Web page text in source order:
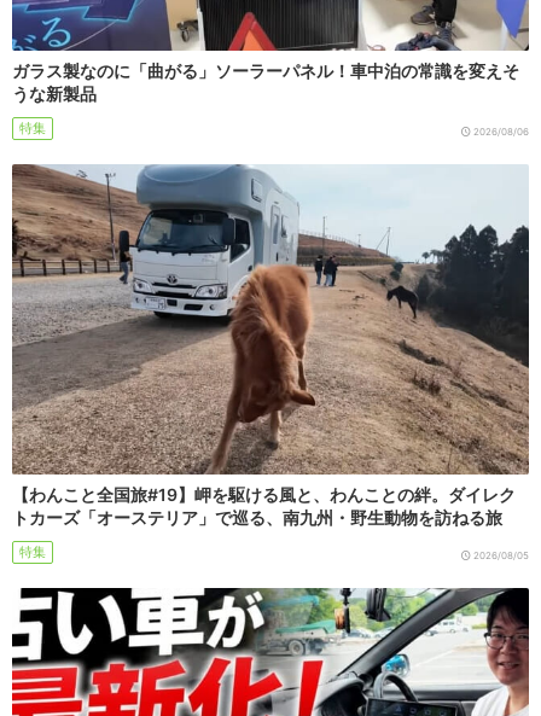
ガラス製なのに「曲がる」ソーラーパネル！車中泊の常識を変えそ
うな新製品
特集 2026/08/06
【わんこと全国旅#19】岬を駆ける風と、わんことの絆。ダイレク
トカーズ「オーステリア」で巡る、南九州・野生動物を訪ねる旅
特集 2026/08/05